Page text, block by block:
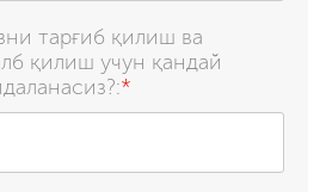
тарғиб қилиш ва
қилиш учун қандай
*